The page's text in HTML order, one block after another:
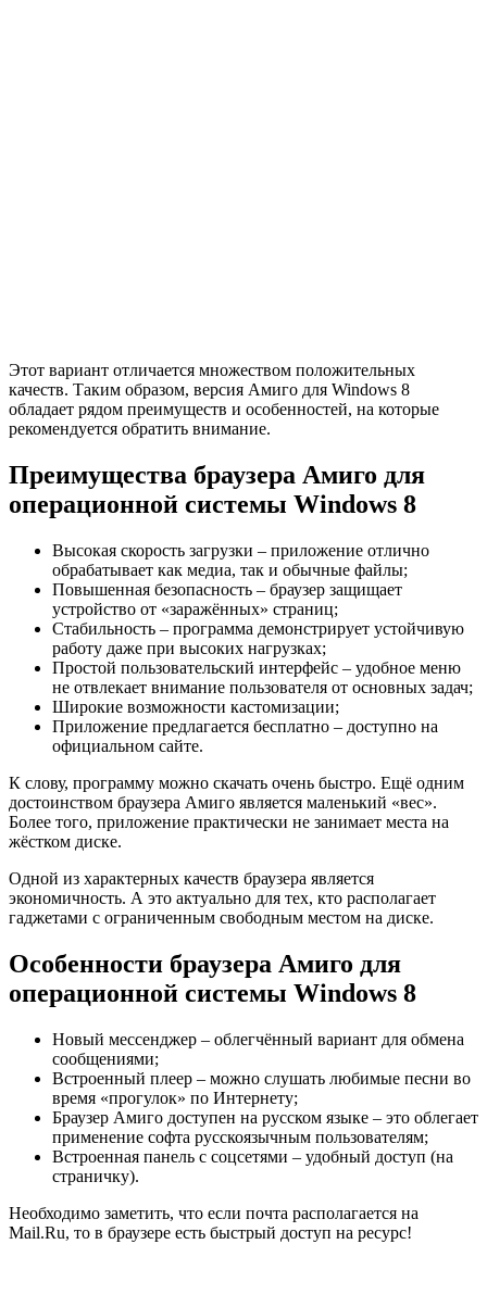
Этот вариант отличается множеством положительных
качеств. Таким образом, версия Амиго для Windows 8
обладает рядом преимуществ и особенностей, на которые
рекомендуется обратить внимание.
Преимущества браузера Амиго для
операционной системы Windows 8
Высокая скорость загрузки – приложение отлично
обрабатывает как медиа, так и обычные файлы;
Повышенная безопасность – браузер защищает
устройство от «заражённых» страниц;
Стабильность – программа демонстрирует устойчивую
работу даже при высоких нагрузках;
Простой пользовательский интерфейс – удобное меню
не отвлекает внимание пользователя от основных задач;
Широкие возможности кастомизации;
Приложение предлагается бесплатно – доступно на
официальном сайте.
К слову, программу можно скачать очень быстро. Ещё одним
достоинством браузера Амиго является маленький «вес».
Более того, приложение практически не занимает места на
жёстком диске.
Одной из характерных качеств браузера является
экономичность. А это актуально для тех, кто располагает
гаджетами с ограниченным свободным местом на диске.
Особенности браузера Амиго для
операционной системы Windows 8
Новый мессенджер – облегчённый вариант для обмена
сообщениями;
Встроенный плеер – можно слушать любимые песни во
время «прогулок» по Интернету;
Браузер Амиго доступен на русском языке – это облегает
применение софта русскоязычным пользователям;
Встроенная панель с соцсетями – удобный доступ (на
страничку).
Необходимо заметить, что если почта располагается на
Mail.Ru, то в браузере есть быстрый доступ на ресурс!